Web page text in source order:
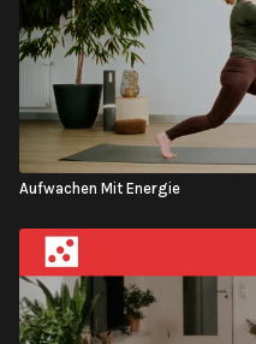
Aufwachen Mit Energie